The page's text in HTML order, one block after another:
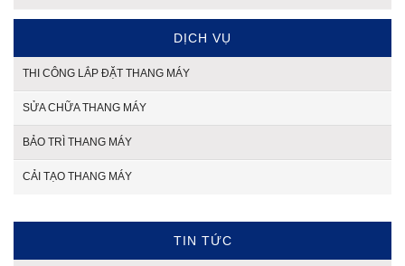
DỊCH VỤ
THI CÔNG LẮP ĐẶT THANG MÁY
SỬA CHỮA THANG MÁY
BẢO TRÌ THANG MÁY
CẢI TẠO THANG MÁY
TIN TỨC